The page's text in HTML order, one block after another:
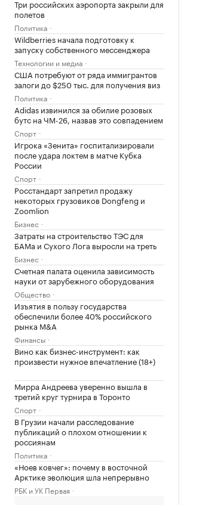
Три российских аэропорта закрыли для
полетов
Политика
Wildberries начала подготовку к
запуску собственного мессенджера
Технологии и медиа
США потребуют от ряда иммигрантов
залоги до $250 тыс. для получения виз
Политика
Adidas извинился за обилие розовых
бутс на ЧМ-26, назвав это совпадением
Спорт
Игрока «Зенита» госпитализировали
после удара локтем в матче Кубка
России
Спорт
Росстандарт запретил продажу
некоторых грузовиков Dongfeng и
Zoomlion
Бизнес
Затраты на строительство ТЭС для
БАМа и Сухого Лога выросли на треть
Бизнес
Счетная палата оценила зависимость
науки от зарубежного оборудования
Общество
Изъятия в пользу государства
обеспечили более 40% российского
рынка M&A
Финансы
Вино как бизнес-инструмент: как
произвести нужное впечатление (18+)
Мирра Андреева уверенно вышла в
третий круг турнира в Торонто
Спорт
В Грузии начали расследование
публикаций о плохом отношении к
россиянам
Политика
«Ноев ковчег»: почему в восточной
Арктике эволюция шла непрерывно
РБК и УК Первая